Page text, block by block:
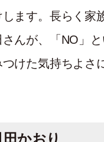
ます。長らく家
んが、「NO」
つけた気持ちよさ